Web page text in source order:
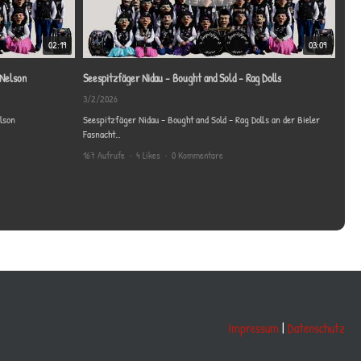
02:19
Ricky Nelson
03:09
Seespitzfäger Nidau - Bought and Sold - Rag Dolls
3/2/2026
Seespitzfäger Nidau - Bought and Sold - Rag Dolls an der Bieler
Fasnacht
Produktion: twoinfocus.ch/
167 Aufrufe • 4 Likes • 0 Kommentare
3/11/2025
Impressum| Datenschutz